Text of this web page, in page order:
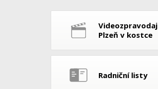
Videozpravodaj
Plzeň v kostce
Radniční listy